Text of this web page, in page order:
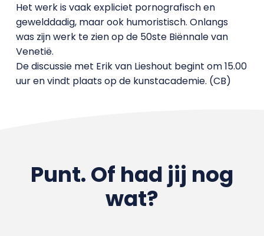
Het werk is vaak expliciet pornografisch en
gewelddadig, maar ook humoristisch. Onlangs
was zijn werk te zien op de 50ste Biënnale van
Venetië.
De discussie met Erik van Lieshout begint om 15.00
uur en vindt plaats op de kunstacademie. (CB)
Punt. Of had jij nog
wat?